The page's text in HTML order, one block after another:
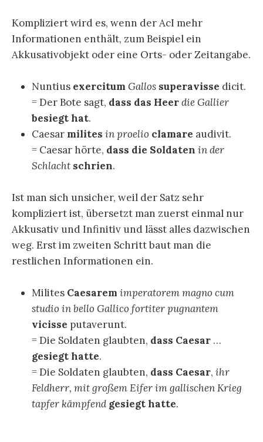
Kompliziert wird es, wenn der AcI mehr
Informationen enthält, zum Beispiel ein
Akkusativobjekt oder eine Orts- oder Zeitangabe.
Nuntius exercitum Gallos superavisse dicit.
= Der Bote sagt, dass das Heerdie Gallier
besiegt hat.
Caesar milites in proelio clamare audivit.
= Caesar hörte, dass die Soldaten in der
Schlacht schrien.
Ist man sich unsicher, weil der Satz sehr
kompliziert ist, übersetzt man zuerst einmal nur
Akkusativ und Infinitiv und lässt alles dazwischen
weg. Erst im zweiten Schritt baut man die
restlichen Informationen ein.
Milites Caesarem imperatoremmagno cum
studio in bello Gallico fortiter pugnantem
vicisse putaverunt.
= Die Soldaten glaubten, dass Caesar …
gesiegt hatte.
= Die Soldaten glaubten, dass Caesar, ihr
Feldherr, mit großem Eifer im gallischen Krieg
tapfer kämpfend gesiegt hatte.